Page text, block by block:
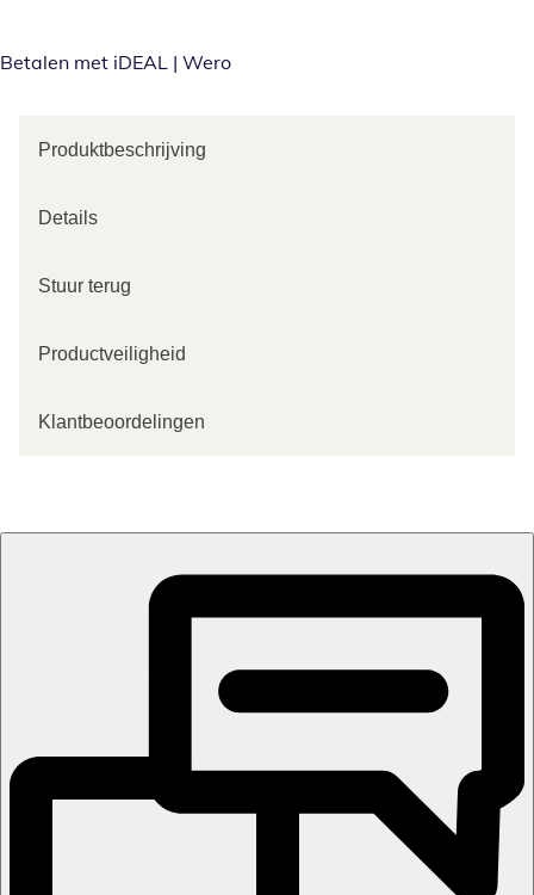
Betalen met iDEAL | Wero
Produktbeschrijving
Details
Stuur terug
Productveiligheid
Klantbeoordelingen